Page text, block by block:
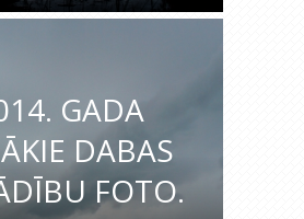
GADA
DABAS
FOTO.